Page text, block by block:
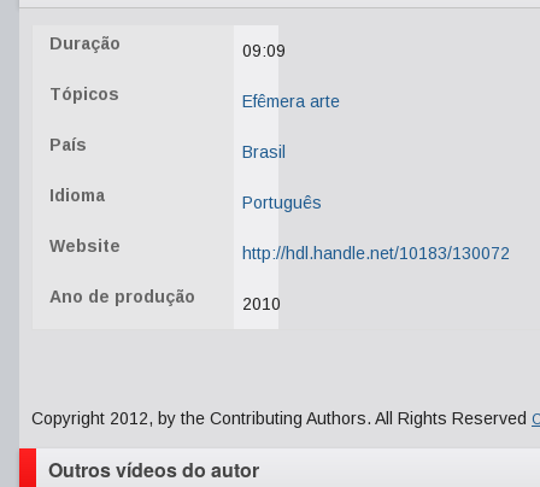
Duração 09:09
Tópicos Efêmera arte
País Brasil
Idioma Português
Website http://hdl.handle.net/10183/130072
Ano de produção 2010
Copyright 2012, by the Contributing Authors. All Rights Reserved
Outros vídeos do autor